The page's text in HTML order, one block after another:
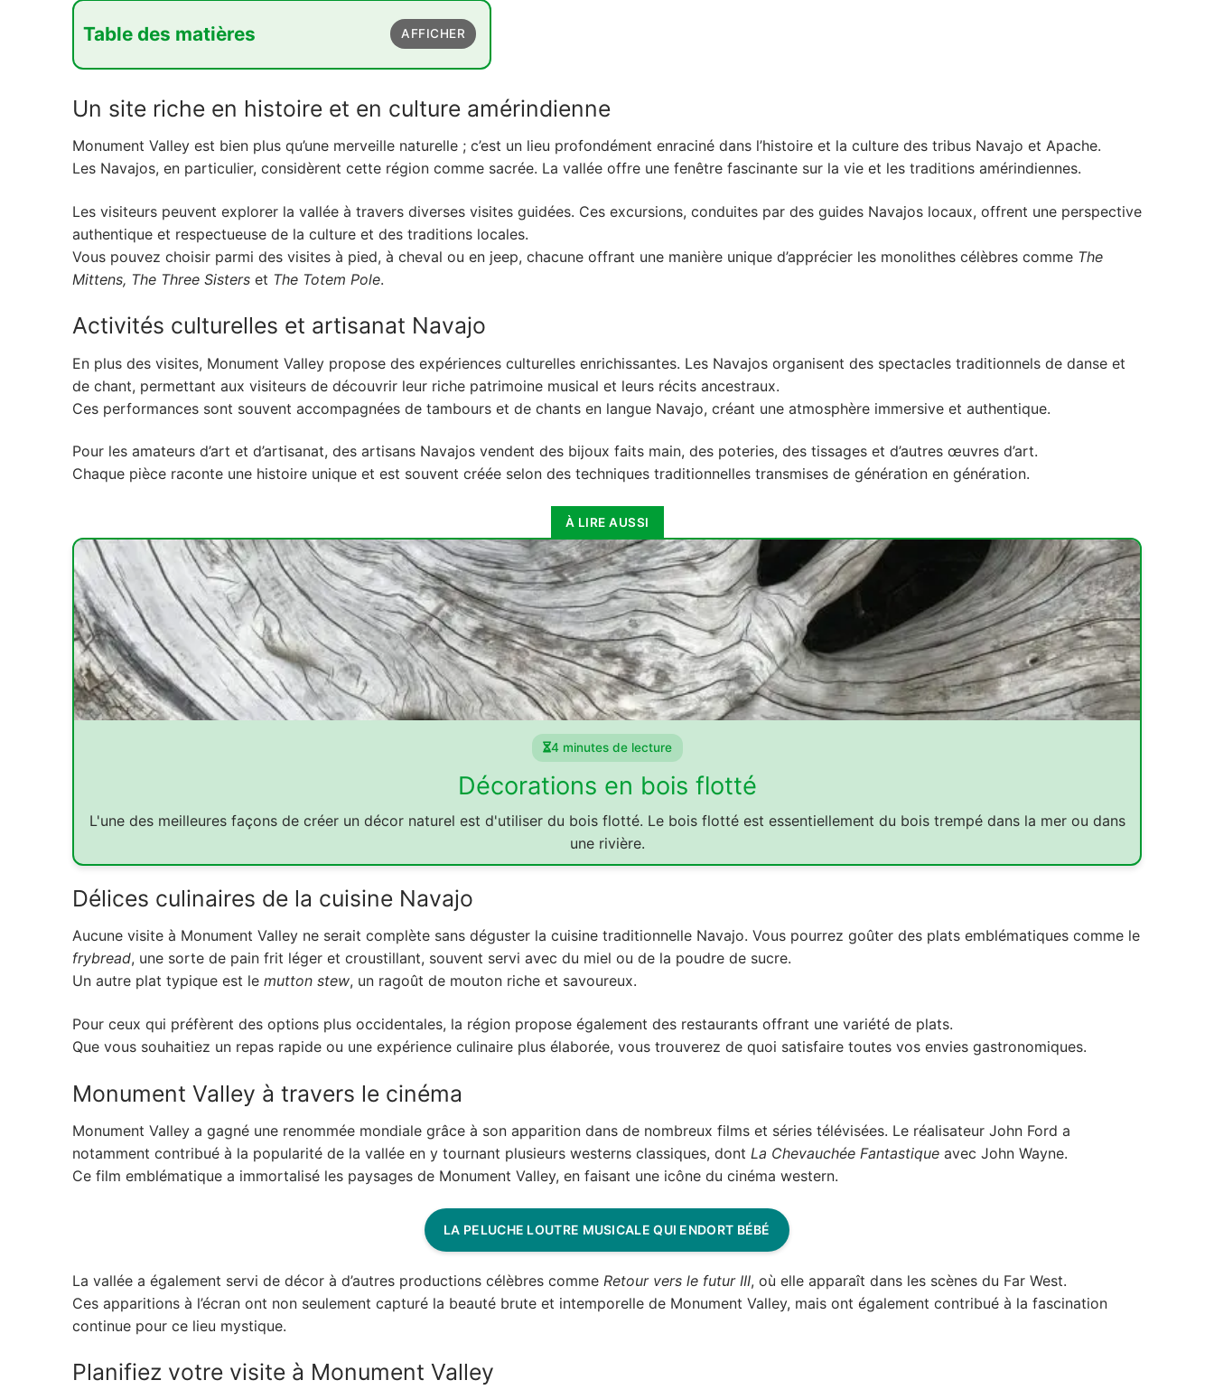
Table des matières AFFICHER
2. Activités culturelles et artisanat Navajo
3. Délices culinaires de la cuisine Navajo
4. Monument Valley à travers le cinéma
5. Planifiez votre visite à Monument Valley
6. Quelques conseils pratiques
Un site riche en histoire et en culture amérindienne
Monument Valley est bien plus qu’une merveille naturelle ; c’est un lieu profondément enraciné dans l’histoire et la culture des tribus Navajo et Apache.
Les Navajos, en particulier, considèrent cette région comme sacrée. La vallée offre une fenêtre fascinante sur la vie et les traditions amérindiennes.
Les visiteurs peuvent explorer la vallée à travers diverses visites guidées. Ces excursions, conduites par des guides Navajos locaux, offrent une perspective
authentique et respectueuse de la culture et des traditions locales.
Vous pouvez choisir parmi des visites à pied, à cheval ou en jeep, chacune offrant une manière unique d’apprécier les monolithes célèbres comme The
Mittens, The Three Sisters et The Totem Pole.
Activités culturelles et artisanat Navajo
En plus des visites, Monument Valley propose des expériences culturelles enrichissantes. Les Navajos organisent des spectacles traditionnels de danse et
de chant, permettant aux visiteurs de découvrir leur riche patrimoine musical et leurs récits ancestraux.
Ces performances sont souvent accompagnées de tambours et de chants en langue Navajo, créant une atmosphère immersive et authentique.
Pour les amateurs d’art et d’artisanat, des artisans Navajos vendent des bijoux faits main, des poteries, des tissages et d’autres œuvres d’art.
Chaque pièce raconte une histoire unique et est souvent créée selon des techniques traditionnelles transmises de génération en génération.
À LIRE AUSSI
4 minutes de lecture
Décorations en bois flotté
L'une des meilleures façons de créer un décor naturel est d'utiliser du bois flotté. Le bois flotté est essentiellement du bois trempé dans la mer ou dans
une rivière.
Délices culinaires de la cuisine Navajo
Aucune visite à Monument Valley ne serait complète sans déguster la cuisine traditionnelle Navajo. Vous pourrez goûter des plats emblématiques comme le
frybread, une sorte de pain frit léger et croustillant, souvent servi avec du miel ou de la poudre de sucre.
Un autre plat typique est le mutton stew, un ragoût de mouton riche et savoureux.
Pour ceux qui préfèrent des options plus occidentales, la région propose également des restaurants offrant une variété de plats.
Que vous souhaitiez un repas rapide ou une expérience culinaire plus élaborée, vous trouverez de quoi satisfaire toutes vos envies gastronomiques.
Monument Valley à travers le cinéma
Monument Valley a gagné une renommée mondiale grâce à son apparition dans de nombreux films et séries télévisées. Le réalisateur John Ford a
notamment contribué à la popularité de la vallée en y tournant plusieurs westerns classiques, dont La Chevauchée Fantastique avec John Wayne.
Ce film emblématique a immortalisé les paysages de Monument Valley, en faisant une icône du cinéma western.
LA PELUCHE LOUTRE MUSICALE QUI ENDORT BÉBÉ
La vallée a également servi de décor à d’autres productions célèbres comme Retour vers le futur III, où elle apparaît dans les scènes du Far West.
Ces apparitions à l’écran ont non seulement capturé la beauté brute et intemporelle de Monument Valley, mais ont également contribué à la fascination
continue pour ce lieu mystique.
Planifiez votre visite à Monument Valley